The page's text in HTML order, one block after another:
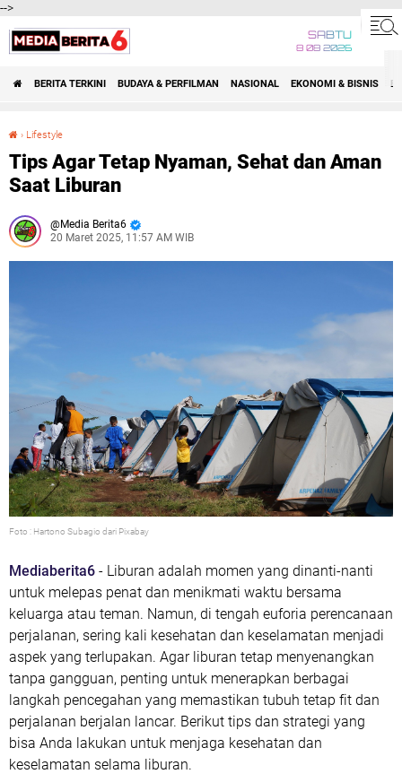
-->
SABTU
8 08 2026
BERITA TERKINI BUDAYA & PERFILMAN NASIONAL EKONOMI & BISNIS
› Lifestyle
Tips Agar Tetap Nyaman, Sehat dan Aman
Saat Liburan
Media Berita6
20 Maret 2025, 11:57 AM WIB
Foto : Hartono Subagio dari Pixabay
Mediaberita6 - Liburan adalah momen yang dinanti-nanti
untuk melepas penat dan menikmati waktu bersama
keluarga atau teman. Namun, di tengah euforia perencanaan
perjalanan, sering kali kesehatan dan keselamatan menjadi
aspek yang terlupakan. Agar liburan tetap menyenangkan
tanpa gangguan, penting untuk menerapkan berbagai
langkah pencegahan yang memastikan tubuh tetap fit dan
perjalanan berjalan lancar. Berikut tips dan strategi yang
bisa Anda lakukan untuk menjaga kesehatan dan
keselamatan selama liburan.